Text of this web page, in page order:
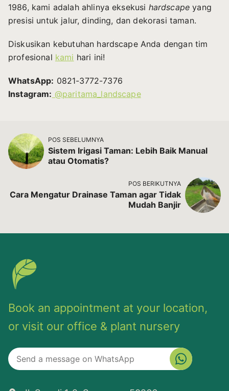
1986, kami adalah ahlinya eksekusi hardscape yang
presisi untuk jalur, dinding, dan dekorasi taman.
Diskusikan kebutuhan hardscape Anda dengan tim
profesional kami hari ini!
WhatsApp: 0821-3772-7376
Instagram: @paritama_landscape
POS SEBELUMNYA
Sistem Irigasi Taman: Lebih Baik Manual
atau Otomatis?
POS BERIKUTNYA
Cara Mengatur Drainase Taman agar Tidak
Mudah Banjir
Book an appointment at your location,
or visit our office & plant nursery